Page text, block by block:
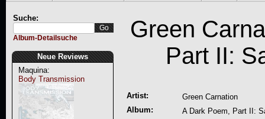
Suche:
Album-Detailsuche
Neue Reviews
Maquina:
Body Transmission
Green
Part II:
Artist:
Green Carnation
Album:
A Dark Poem, Part II: